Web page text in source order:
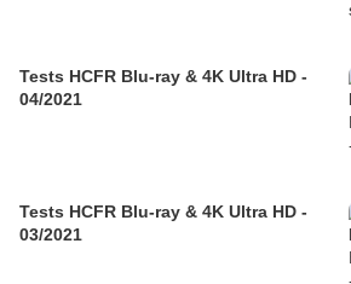
Tests HCFR Blu-ray & 4K Ultra HD -
04/2021
Tests HCFR Blu-ray & 4K Ultra HD -
03/2021